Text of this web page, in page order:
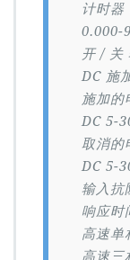
计时
0.000-
开 / 关
DC 施
施加的
DC 5-
取消的
DC 5-
输入抗
响应时
高速单
高速三